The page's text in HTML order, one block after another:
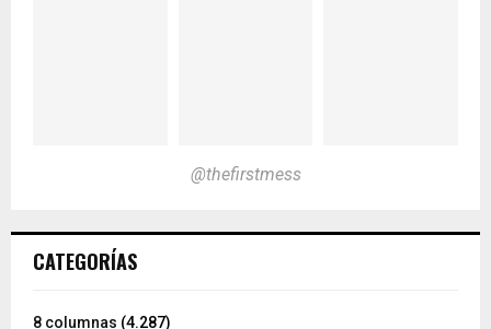
@thefirstmess
CATEGORÍAS
8 columnas (4.287)